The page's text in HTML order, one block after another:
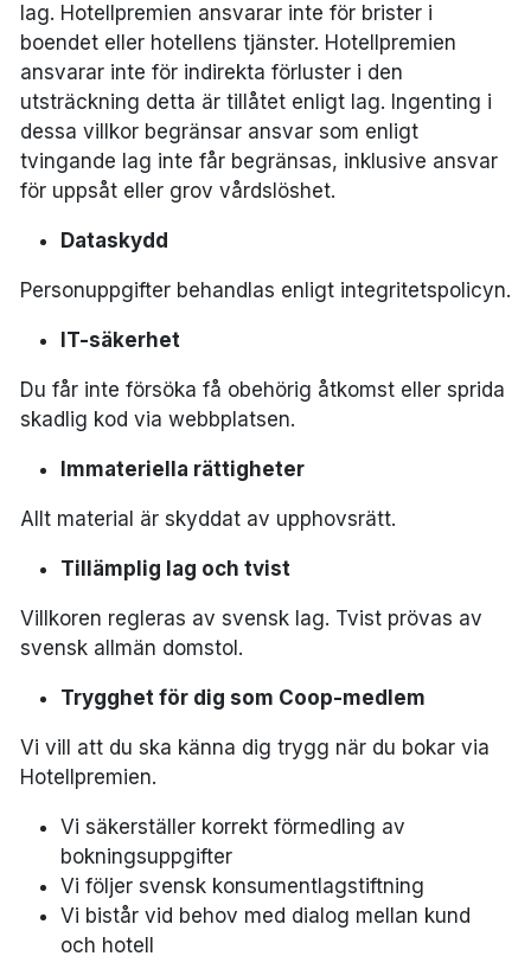
lag. Hotellpremien ansvarar inte för brister i
boendet eller hotellens tjänster. Hotellpremien
ansvarar inte för indirekta förluster i den
utsträckning detta är tillåtet enligt lag. Ingenting i
dessa villkor begränsar ansvar som enligt
tvingande lag inte får begränsas, inklusive ansvar
för uppsåt eller grov vårdslöshet.
Dataskydd
Personuppgifter behandlas enligt integritetspolicyn.
IT-säkerhet
Du får inte försöka få obehörig åtkomst eller sprida
skadlig kod via webbplatsen.
Immateriella rättigheter
Allt material är skyddat av upphovsrätt.
Tillämplig lag och tvist
Villkoren regleras av svensk lag. Tvist prövas av
svensk allmän domstol.
Trygghet för dig som Coop-medlem
Vi vill att du ska känna dig trygg när du bokar via
Hotellpremien.
Vi säkerställer korrekt förmedling av
bokningsuppgifter
Vi följer svensk konsumentlagstiftning
Vi bistår vid behov med dialog mellan kund
och hotell